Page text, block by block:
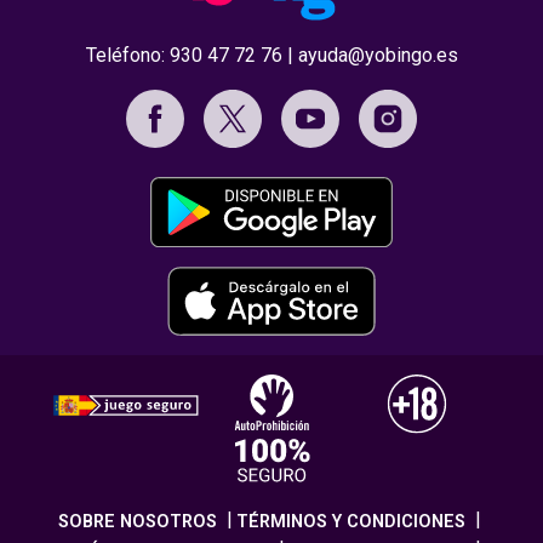
Teléfono: 930 47 72 76 | ayuda@yobingo.es
SOBRE NOSOTROS
TÉRMINOS Y CONDICIONES